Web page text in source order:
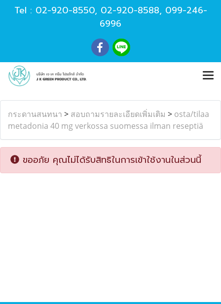
Tel : 02-920-8550, 02-920-8588, 099-246-
6996
กระดานสนทนา > สอบถามรายละเอียดเพิ่มเติม > osta/tilaa
metadonia 40 mg verkossa suomessa ilman reseptiä
ขออภัย คุณไม่ได้รับสิทธิในการเข้าใช้งานในส่วนนี้